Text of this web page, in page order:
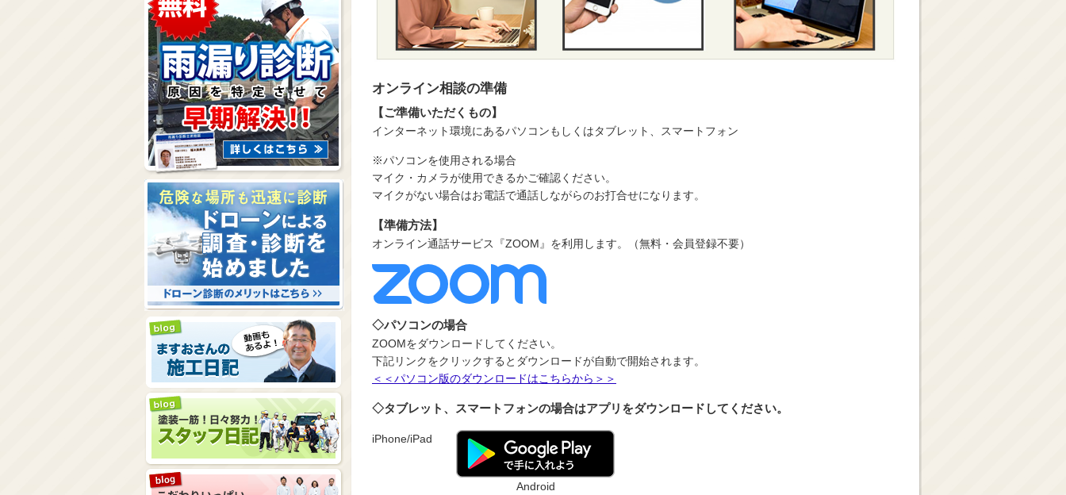
オンライン相談の準備
【ご準備いただくもの】
インターネット環境にあるパソコンもしくはタブレット、スマートフォン
※パソコンを使用される場合
マイク・カメラが使用できるかご確認ください。
マイクがない場合はお電話で通話しながらのお打合せになります。
【準備方法】
オンライン通話サービス『ZOOM』を利用します。（無料・会員登録不要）
◇パソコンの場合
ZOOMをダウンロードしてください。
下記リンクをクリックするとダウンロードが自動で開始されます。
＜＜パソコン版のダウンロードはこちらから＞＞
◇タブレット、スマートフォンの場合はアプリをダウンロードしてください。
iPhone/iPad
Android